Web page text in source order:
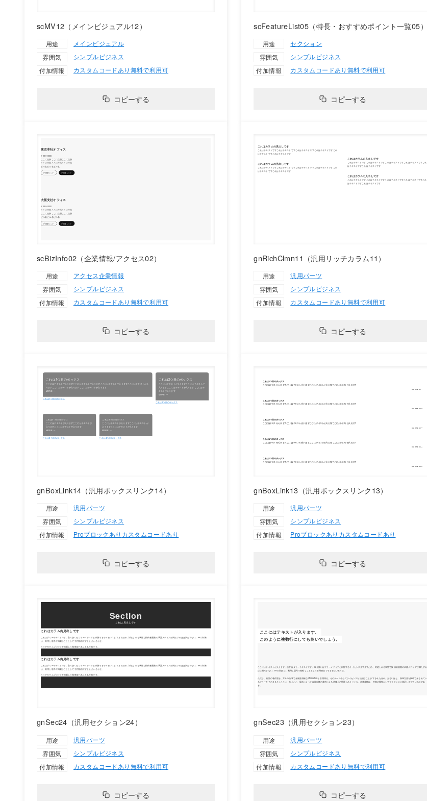
scMV12（メインビジュアル12）
用途
メインビジュアル
雰囲気
シンプルビジネス
付加情報
カスタムコードあり 無料で利用可
コピーする
scFeatureList05（特長・おすすめポイント一覧05）
用途
セクション
雰囲気
シンプルビジネス
付加情報
カスタムコードあり 無料で利用可
コピーする
scBizInfo02（企業情報/アクセス02）
用途 アクセス企業情報
雰囲気
シンプルビジネス
付加情報
カスタムコードあり 無料で利用可
コピーする
gnRichClmn11（汎用リッチカラム11）
用途
汎用パーツ
雰囲気
シンプルビジネス
付加情報
カスタムコードあり 無料で利用可
コピーする
gnBoxLink14（汎用ボックスリンク14）
用途
汎用パーツ
雰囲気
シンプルビジネス
付加情報
Proブロックあり カスタムコードあり
コピーする
gnBoxLink13（汎用ボックスリンク13）
用途
汎用パーツ
雰囲気
シンプルビジネス
付加情報
Proブロックあり カスタムコードあり
コピーする
gnSec24（汎用セクション24）
用途
汎用パーツ
雰囲気
シンプルビジネス
付加情報
カスタムコードあり 無料で利用可
コピーする
gnSec23（汎用セクション23）
用途
汎用パーツ
雰囲気
シンプルビジネス
付加情報
カスタムコードあり 無料で利用可
コピーする